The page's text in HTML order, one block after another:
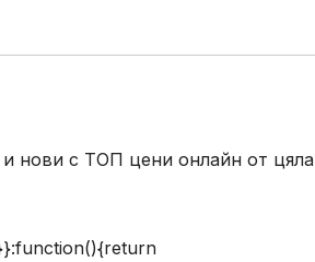
и нови с ТОП цени онлайн от цяла